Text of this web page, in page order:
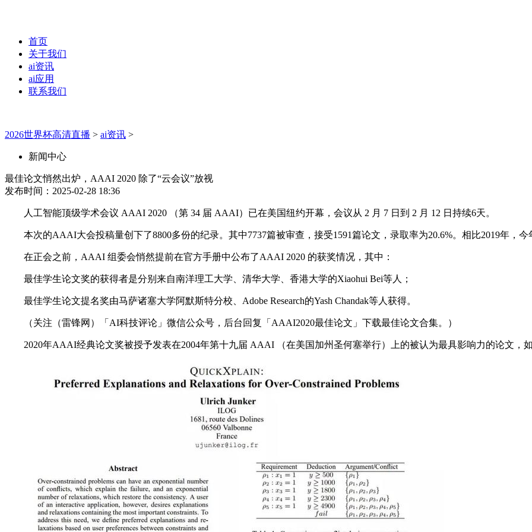
首页
关于我们
ai资讯
ai应用
联系我们
2026世界杯高清直播 > ai资讯 >
新闻中心
最佳论文悄然出炉，AAAI 2020 除了“云会议”放视
发布时间：2025-02-28 18:36
人工智能顶级学术会议 AAAI 2020 （第 34 届 AAAI）已在美国纽约开幕，会议从 2 月 7 日到 2 月 12 日持续6天。
本次的AAAI大会投稿量创下了8800多份的纪录。其中7737篇被审查，接受1591篇论文，录取率为20.6%。相比2019年，
在正会之前，AAAI 组委会悄然提前在官方手册中公布了AAAI 2020 的获奖情况，其中：
最佳学生论文奖的获得者是分别来自南洋理工大学、清华大学、香港大学的Xiaohui Bei等人；
最佳学生论文提名奖由马萨诸塞大学阿默斯特分校、Adobe Research的Yash Chandak等人获得。
（关注（雷锋网）「AI科技评论」微信公众号，后台回复「AAAI2020最佳论文」下载最佳论文合集。）
2020年AAAI经典论文奖被授予发表在2004年第十九届 AAAI （在美国加州圣何塞举行）上的被认为最具影响力的论文，